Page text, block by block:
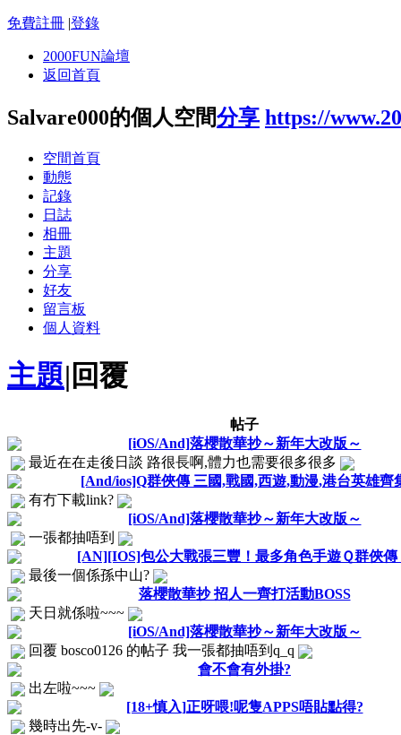
免費註冊 |登錄
2000FUN論壇
返回首頁
Salvare000的個人空間分享 https://
空間首頁
動態
記錄
日誌
相冊
主題
分享
好友
留言板
個人資料
主題| 回覆
帖子
[iOS/And]落櫻散華抄～新年大改版～
最近在在走後日談 路很長啊,體力也需要很多很多
[And/ios]Q群俠傳 三國,戰國,西遊,動漫,港台英雄齊
有冇下載link?
[iOS/And]落櫻散華抄～新年大改版～
一張都抽唔到
[AN][IOS]包公大戰張三豐！最多角色手遊Ｑ群俠傳
最後一個係孫中山?
落櫻散華抄 招人一齊打活動BOSS
天日就係啦~~~
[iOS/And]落櫻散華抄～新年大改版～
回覆 bosco0126 的帖子 我一張都抽唔到q_q
會不會有外掛?
出左啦~~~
[18+慎入]正呀喂!呢隻APPS唔貼點得?
幾時出先-v-